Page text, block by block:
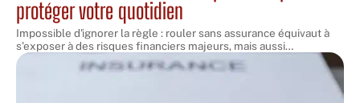
protéger votre quotidien
Impossible d'ignorer la règle : rouler sans assurance équivaut à
s'exposer à des risques financiers majeurs, mais aussi…